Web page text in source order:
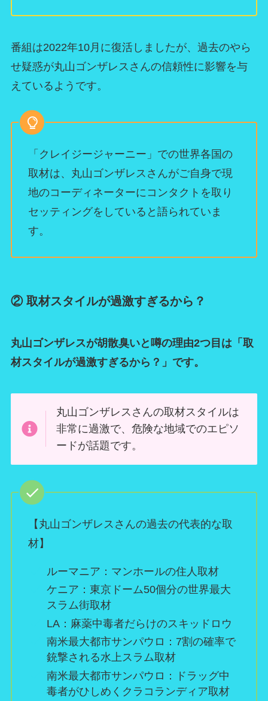
番組は2022年10月に復活しましたが、過去のやら
せ疑惑が丸山ゴンザレスさんの信頼性に影響を与
えているようです。
「クレイジージャーニー」での世界各国の
取材は、丸山ゴンザレスさんがご自身で現
地のコーディネーターにコンタクトを取り
セッティングをしていると語られていま
す。
② 取材スタイルが過激すぎるから？
丸山ゴンザレスが胡散臭いと噂の理由2つ目は「取
材スタイルが過激すぎるから？」です。
丸山ゴンザレスさんの取材スタイルは
非常に過激で、危険な地域でのエピソ
ードが話題です。
【丸山ゴンザレスさんの過去の代表的な取
材】
ルーマニア：マンホールの住人取材
ケニア：東京ドーム50個分の世界最大
スラム街取材
LA：麻薬中毒者だらけのスキッドロウ
南米最大都市サンパウロ：7割の確率で
銃撃される水上スラム取材
南米最大都市サンパウロ：ドラッグ中
毒者がひしめくクラコランディア取材